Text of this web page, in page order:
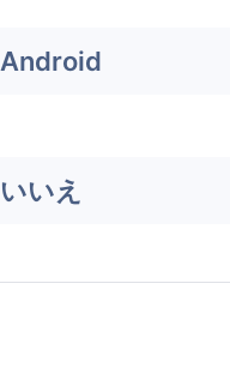
Android
いいえ